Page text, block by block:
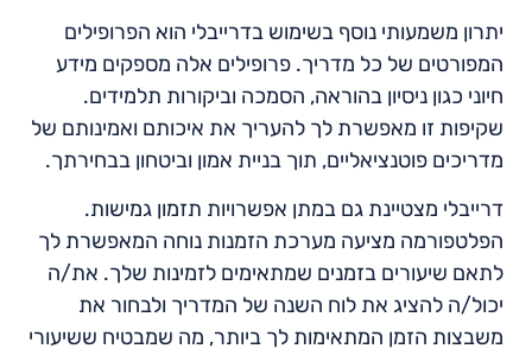
יתרון משמעותי נוסף בשימוש בדרייבלי הוא הפרופילים
המפורטים של כל מדריך. פרופילים אלה מספקים מידע
חיוני כגון ניסיון בהוראה, הסמכה וביקורות תלמידים.
שקיפות זו מאפשרת לך להעריך את איכותם ואמינותם של
מדריכים פוטנציאליים, תוך בניית אמון וביטחון בבחירתך.
דרייבלי מצטיינת גם במתן אפשרויות תזמון גמישות.
הפלטפורמה מציעה מערכת הזמנות נוחה המאפשרת לך
לתאם שיעורים בזמנים שמתאימים לזמינות שלך. את/ה
יכול/ה להציג את לוח השנה של המדריך ולבחור את
משבצות הזמן המתאימות לך ביותר, מה שמבטיח ששיעורי